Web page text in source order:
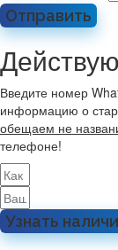
Отправить
Введите номер
информацию о
обещаем не
телефоне!
Узнать